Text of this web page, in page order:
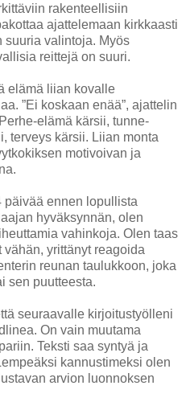
rakenteellisiin
ajattelemaan kirkkaasti
suuria valintoja. Myös
reittejä on suuri.
elämä liian kovalle
”Ei koskaan enää”, ajattelin
elämä kärsii, tunne-
terveys kärsii. Liian monta
motivoivan ja
päivää ennen lopullista
hyväksynnän, olen
vahinkoja. Olen taas
yrittänyt reagoida
reunan taulukkoon, joka
sen puutteesta.
seuraavalle kirjoitustyölleni
On vain muutama
Teksti saa syntyä ja
kannustimeksi olen
arvion luonnoksen